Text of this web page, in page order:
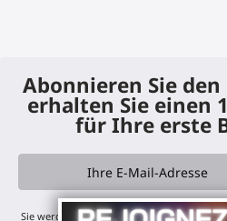
Abonnieren Sie
erhalten Sie einen
für Ihre erste
Sie werden unsere monatlichen Updates